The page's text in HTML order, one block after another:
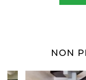
NON